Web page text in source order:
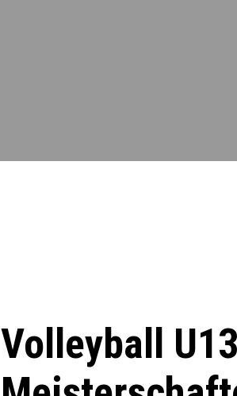
Volleyball